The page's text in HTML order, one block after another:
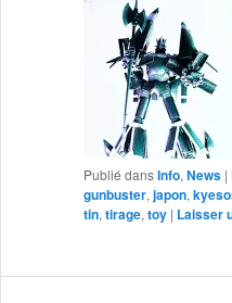
Publié dansInfo, News |
gunbuster, japon,
tin, tirage, toy | Laisser